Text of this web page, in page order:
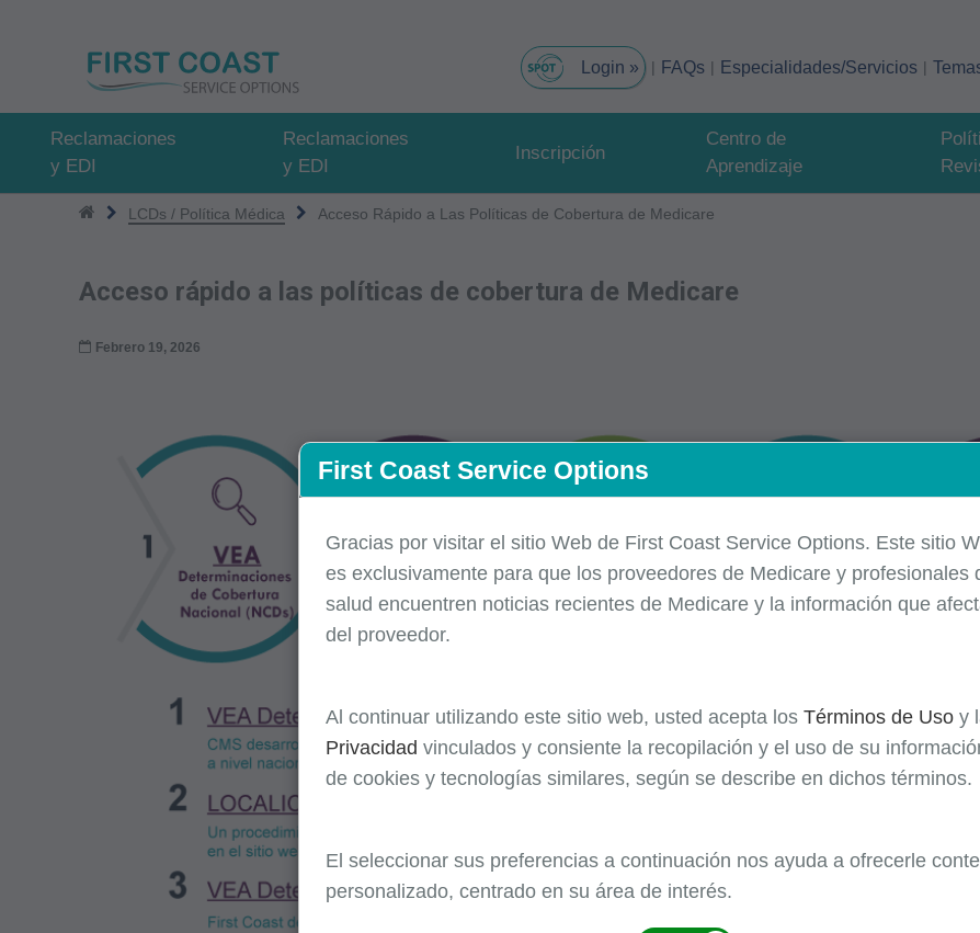
FAQs Especialidades/Servicios
Reclamaciones
y EDI
Reclamaciones
y EDI
Inscripción
Centro de
Aprendizaje
LCDs / Política Médica Acceso Rápido a Las Políticas de Cobertura de Medicare
Acceso rápido a las políticas de cobertura de Medicare
Febrero 19, 2026
First Coast Service Options
Gracias por visitar el sitio Web de First Coast Service Options. Este sitio
es exclusivamente para que los proveedores de Medicare y profesionales
salud encuentren noticias recientes de Medicare y la información que
del proveedor.
Al continuar utilizando este sitio web, usted acepta los Términos de Uso y
Privacidad vinculados y consiente la recopilación y el uso de su
de cookies y tecnologías similares, según se describe en dichos términos.
El seleccionar sus preferencias a continuación nos ayuda a ofrecerle
personalizado, centrado en su área de interés.